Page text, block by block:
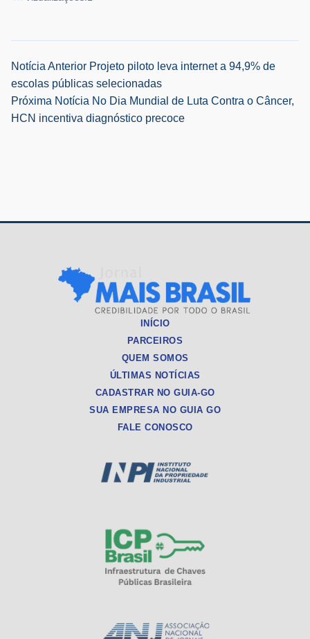
Navegação
de
Post
Notícia Anterior Projeto piloto leva internet a 94,9% de
escolas públicas selecionadas
Próxima Notícia No Dia Mundial de Luta Contra o Câncer,
HCN incentiva diagnóstico precoce
INÍCIO
PARCEIROS
QUEM SOMOS
ÚLTIMAS NOTÍCIAS
CADASTRAR NO GUIA-GO
SUA EMPRESA NO GUIA GO
FALE CONOSCO